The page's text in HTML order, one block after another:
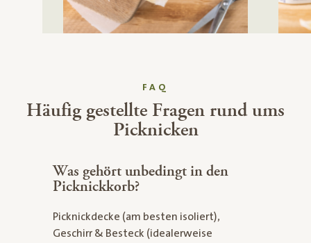
FAQ
Häufig gestellte Fragen rund ums
Picknicken
Was gehört unbedingt in den
Picknickkorb?
Picknickdecke (am besten isoliert),
Geschirr & Besteck (idealerweise